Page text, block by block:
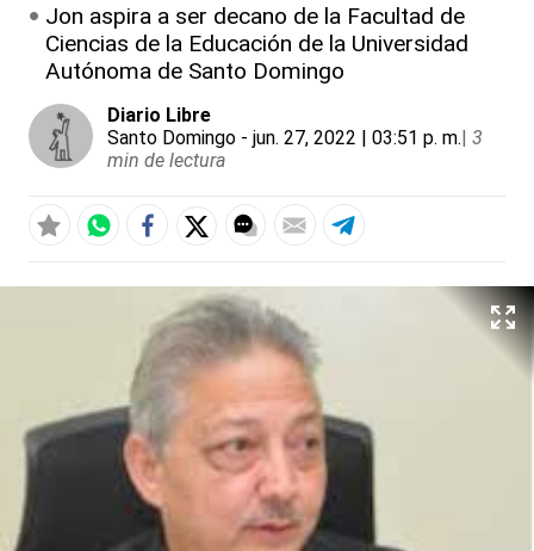
Jon aspira a ser decano de la Facultad de
Ciencias de la Educación de la Universidad
Autónoma de Santo Domingo
Diario Libre
Santo Domingo - jun. 27, 2022 | 03:51 p. m.| 3
min de lectura